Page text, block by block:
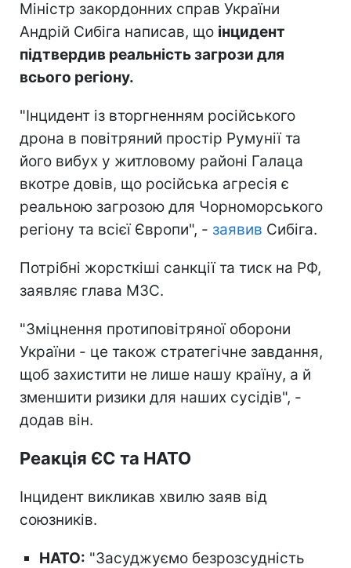
Міністр закордонних справ України
Андрій Сибіга написав, що інцидент
підтвердив реальність загрози для
всього регіону.
"Інцидент із вторгненням російського
дрона в повітряний простір Румунії та
його вибух у житловому районі Галаца
вкотре довів, що російська агресія є
реальною загрозою для Чорноморського
регіону та всієї Європи", - заявив Сибіга.
Потрібні жорсткіші санкції та тиск на РФ,
заявляє глава МЗС.
"Зміцнення протиповітряної оборони
України - це також стратегічне завдання,
щоб захистити не лише нашу країну, а й
зменшити ризики для наших сусідів", -
додав він.
Реакція ЄС та НАТО
Інцидент викликав хвилю заяв від
союзників.
НАТО: "Засуджуємо безрозсудність